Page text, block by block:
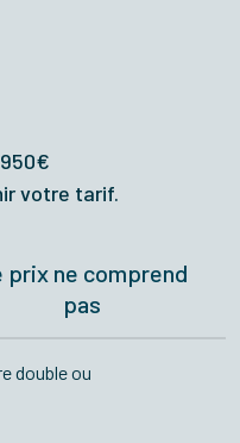
votre tarif.
prix ne comprend
pas
double ou